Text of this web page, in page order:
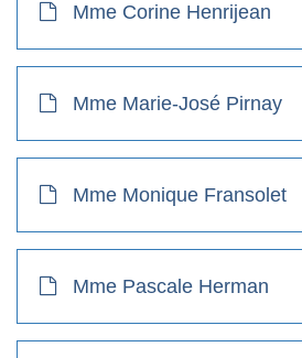
Mme Corine Henrijean
Mme Marie-José Pirnay
Mme Monique Fransolet
Mme Pascale Herman